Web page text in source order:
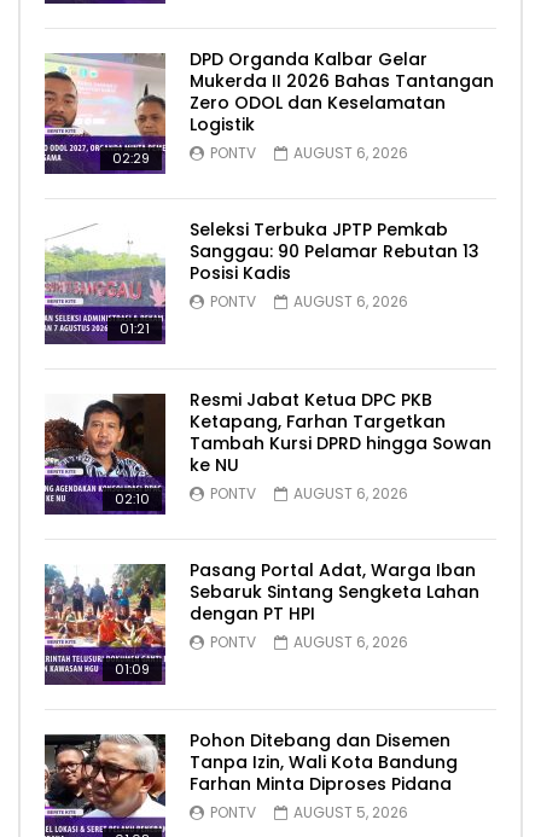
02:29
DPD Organda Kalbar Gelar
Mukerda II 2026 Bahas Tantangan
Zero ODOL dan Keselamatan
Logistik
PONTV AUGUST 6, 2026
01:21
Seleksi Terbuka JPTP Pemkab
Sanggau: 90 Pelamar Rebutan 13
Posisi Kadis
PONTV AUGUST 6, 2026
02:10
Resmi Jabat Ketua DPC PKB
Ketapang, Farhan Targetkan
Tambah Kursi DPRD hingga Sowan
ke NU
PONTV AUGUST 6, 2026
01:09
Pasang Portal Adat, Warga Iban
Sebaruk Sintang Sengketa Lahan
dengan PT HPI
PONTV AUGUST 6, 2026
Pohon Ditebang dan Disemen
Tanpa Izin, Wali Kota Bandung
Farhan Minta Diproses Pidana
PONTV AUGUST 5, 2026